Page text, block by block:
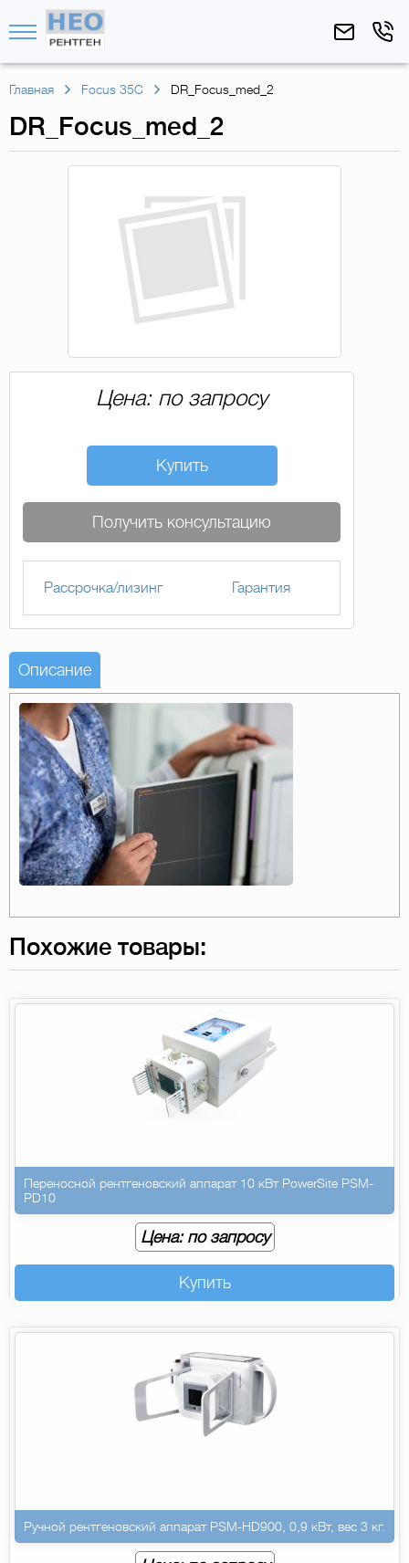
Главная Focus 35C DR_Focus_med_2
DR_Focus_med_2
Цена: по запросу
Купить
Получить консультацию
Рассрочка/лизинг Гарантия
Описание
Похожие товары:
Переносной рентгеновский аппарат 10 кВт PowerSite PSM-
PD10
Цена: по запросу
Купить
Ручной рентгеновский аппарат PSM-HD900, 0,9 кВт, вес 3 кг.